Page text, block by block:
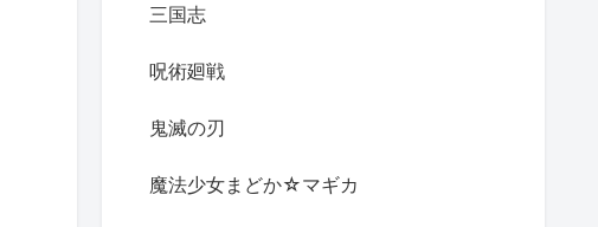
三国志
呪術廻戦
鬼滅の刃
魔法少女まどか☆マギカ